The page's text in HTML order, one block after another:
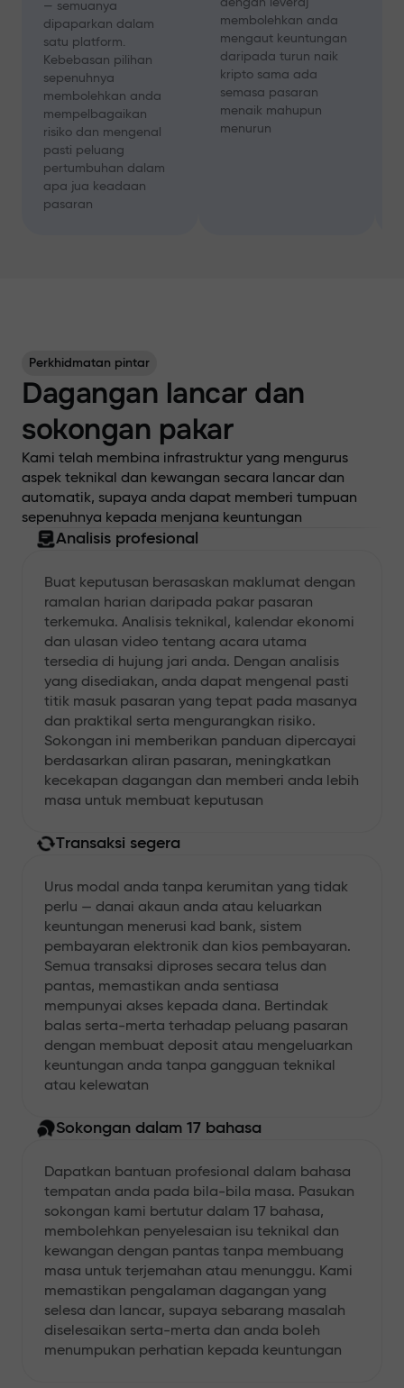
— semuanya
dipaparkan dalam
satu platform.
Kebebasan pilihan
sepenuhnya
membolehkan anda
mempelbagaikan
risiko dan mengenal
pasti peluang
pertumbuhan dalam
apa jua keadaan
pasaran
dengan leveraj
membolehkan anda
mengaut keuntungan
daripada turun naik
kripto sama ada
semasa pasaran
menaik mahupun
menurun
Perkhidmatan pintar
Dagangan lancar dan
sokongan pakar
Kami telah membina infrastruktur yang mengurus
aspek teknikal dan kewangan secara lancar dan
automatik, supaya anda dapat memberi tumpuan
sepenuhnya kepada menjana keuntungan
Analisis profesional
Buat keputusan berasaskan maklumat dengan
ramalan harian daripada pakar pasaran
terkemuka. Analisis teknikal, kalendar ekonomi
dan ulasan video tentang acara utama
tersedia di hujung jari anda. Dengan analisis
yang disediakan, anda dapat mengenal pasti
titik masuk pasaran yang tepat pada masanya
dan praktikal serta mengurangkan risiko.
Sokongan ini memberikan panduan dipercayai
berdasarkan aliran pasaran, meningkatkan
kecekapan dagangan dan memberi anda lebih
masa untuk membuat keputusan
Transaksi segera
Urus modal anda tanpa kerumitan yang tidak
perlu — danai akaun anda atau keluarkan
keuntungan menerusi kad bank, sistem
pembayaran elektronik dan kios pembayaran.
Semua transaksi diproses secara telus dan
pantas, memastikan anda sentiasa
mempunyai akses kepada dana. Bertindak
balas serta-merta terhadap peluang pasaran
dengan membuat deposit atau mengeluarkan
keuntungan anda tanpa gangguan teknikal
atau kelewatan
Sokongan dalam 17 bahasa
Dapatkan bantuan profesional dalam bahasa
tempatan anda pada bila-bila masa. Pasukan
sokongan kami bertutur dalam 17 bahasa,
membolehkan penyelesaian isu teknikal dan
kewangan dengan pantas tanpa membuang
masa untuk terjemahan atau menunggu. Kami
memastikan pengalaman dagangan yang
selesa dan lancar, supaya sebarang masalah
diselesaikan serta-merta dan anda boleh
menumpukan perhatian kepada keuntungan